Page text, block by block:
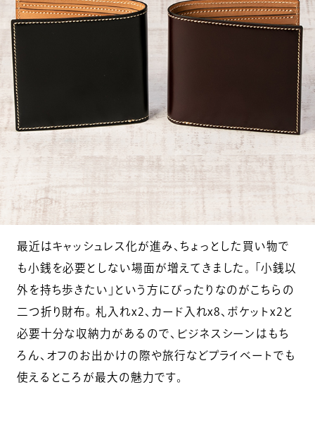
最近はキャッシュレス化が進み、ちょっとした買い物で
も小銭を必要としない場面が増えてきました。 「小銭以
外を持ち歩きたい」という方にぴったりなのがこちらの
二つ折り財布。 札入れx2、カード入れx8、ポケットx2と
必要十分な収納力があるので、ビジネスシーンはもち
ろん、オフのお出かけの際や旅行などプライベートでも
使えるところが最大の魅力です。